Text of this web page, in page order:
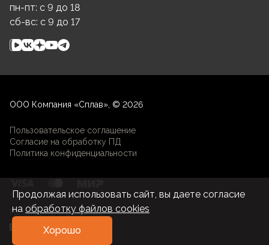
пн-пт: c 9 до 18
сб-вс: c 9 до 17
ООО Компания «Сплав», © 2026
Пользовательское соглашение
Согласие на обработку ПД
Политика конфиденциальности
Разработка и развитие
Продолжая использовать сайт, вы даете согласие
на обработку файлов cookies
Хорошо